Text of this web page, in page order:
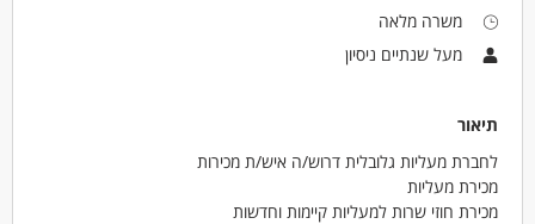
משרה מלאה
מעל שנתיים ניסיון
תיאור
לחברת מעליות גלובלית דרוש/ה איש/ת מכירות
מכירת מעליות
מכירת חוזי שרות למעליות קיימות וחדשות